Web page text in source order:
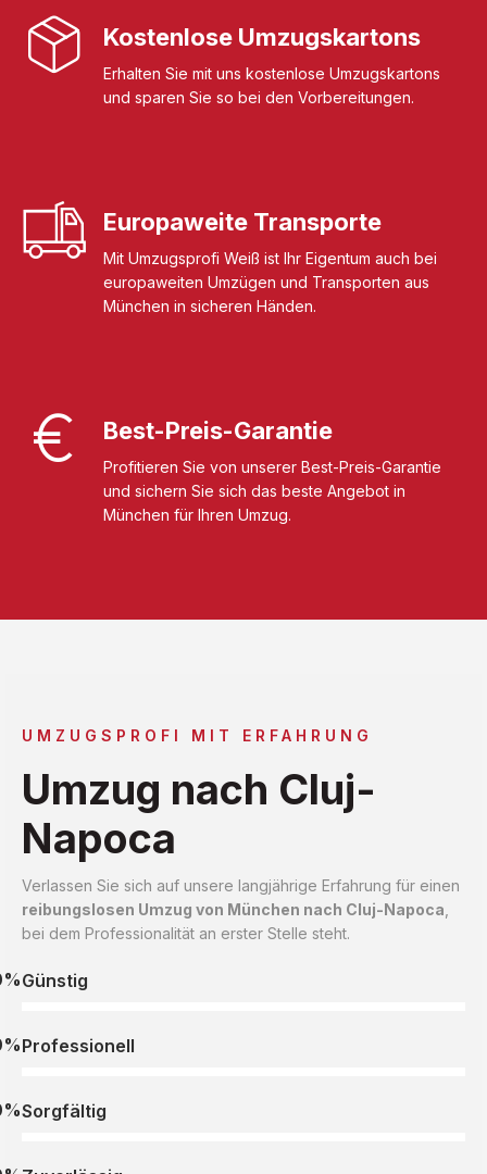
Kostenlose Umzugskartons
Erhalten Sie mit uns kostenlose Umzugskartons
und sparen Sie so bei den Vorbereitungen.
Europaweite Transporte
Mit Umzugsprofi Weiß ist Ihr Eigentum auch bei
europaweiten Umzügen und Transporten aus
München in sicheren Händen.
Best-Preis-Garantie
Profitieren Sie von unserer Best-Preis-Garantie
und sichern Sie sich das beste Angebot in
München für Ihren Umzug.
UMZUGSPROFI MIT ERFAHRUNG
Umzug nach Cluj-
Napoca
Verlassen Sie sich auf unsere langjährige Erfahrung für einen
reibungslosen Umzug von München nach Cluj-Napoca
bei dem Professionalität an erster Stelle steht.
Günstig
Professionell
Sorgfältig